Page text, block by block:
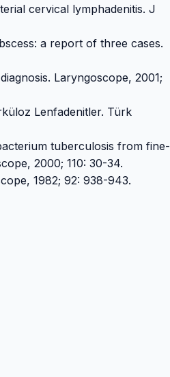
cervical lymphadenitis. J
a report of three cases.
Laryngoscope, 2001;
Lenfadenitler. Türk
tuberculosis from fine-
2000; 110: 30-34.
1982; 92: 938-943.